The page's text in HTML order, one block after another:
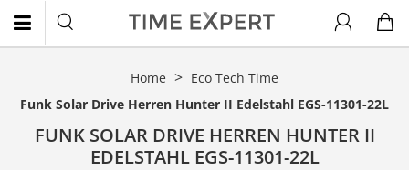
Home
Eco Tech Time
Funk Solar Drive Herren Hunter II Edelstahl EGS-11301-22L
FUNK SOLAR DRIVE HERREN HUNTER II
EDELSTAHL EGS-11301-22L